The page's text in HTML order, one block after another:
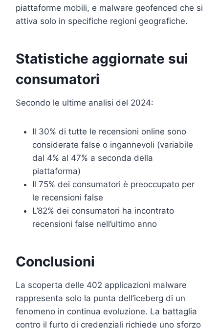
piattaforme mobili, e malware geofenced che si
attiva solo in specifiche regioni geografiche.
Statistiche aggiornate sui
consumatori
Secondo le ultime analisi del 2024:
Il 30% di tutte le recensioni online sono
considerate false o ingannevoli (variabile
dal 4% al 47% a seconda della
piattaforma)
Il 75% dei consumatori è preoccupato per
le recensioni false
L’82% dei consumatori ha incontrato
recensioni false nell’ultimo anno
Conclusioni
La scoperta delle 402 applicazioni malware
rappresenta solo la punta dell’iceberg di un
fenomeno in continua evoluzione. La battaglia
contro il furto di credenziali richiede uno sforzo